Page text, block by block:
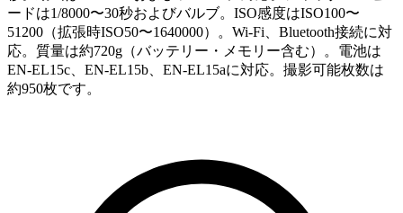
ードは1/8000〜30秒およびバルブ。ISO感度はISO100〜
51200（拡張時ISO50〜1640000）。Wi-Fi、Bluetooth接続に対
応。質量は約720g（バッテリー・メモリー含む）。電池は
EN-EL15c、EN-EL15b、EN-EL15aに対応。撮影可能枚数は
約950枚です。